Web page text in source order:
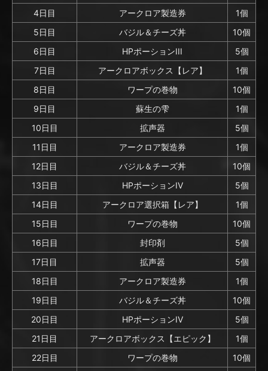
4日目
アークロア製造券
1個
5日目
バジル＆チーズ丼
10個
6日目
HPポーションIII
5個
7日目
アークロアボックス【レア】
1個
8日目
ワープの巻物
10個
9日目
蘇生の雫
1個
10日目
拡声器
5個
11日目
アークロア製造券
1個
12日目
バジル＆チーズ丼
10個
13日目
HPポーションIV
5個
14日目
アークロア選択箱【レア】
1個
15日目
ワープの巻物
10個
16日目
封印剤
5個
17日目
拡声器
5個
18日目
アークロア製造券
1個
19日目
バジル＆チーズ丼
10個
20日目
HPポーションIV
5個
21日目
アークロアボックス【エピック】
1個
22日目
ワープの巻物
10個